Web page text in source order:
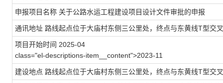
申报项目名称 关于公路水运工程建设项目设计文件审批的申报
通讯地址 路线起点位于大庙村东侧三公里处，终点与东黄线T型交
项目开始时间 2025-04
class="el-descriptions-item__content">2023-11
建设地点 路线起点位于大庙村东侧三公里处，终点与东黄线T型交